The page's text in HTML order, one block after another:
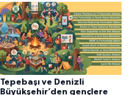
Tepebaşı ve Denizli
Büyükşehir’den gençlere